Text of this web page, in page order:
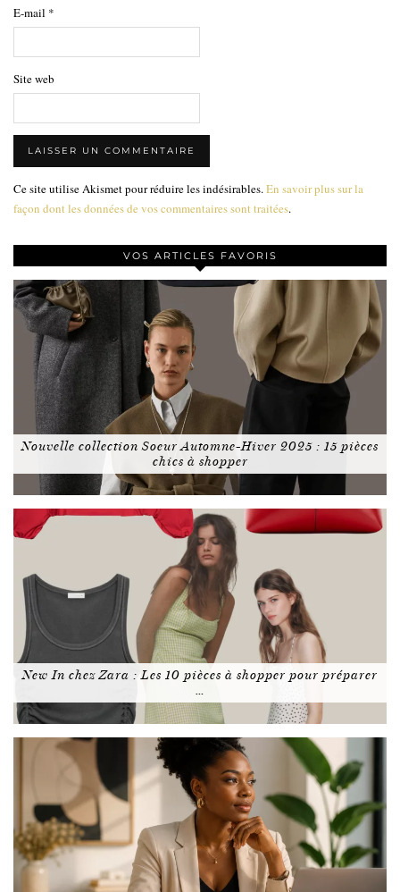
E-mail *
Site web
Ce site utilise Akismet pour réduire les indésirables. En savoir plus sur la
façon dont les données de vos commentaires sont traitées.
VOS ARTICLES FAVORIS
Nouvelle collection Soeur Automne-Hiver 2025 : 15 pièces
chics à shopper
New In chez Zara : Les 10 pièces à shopper pour préparer
…